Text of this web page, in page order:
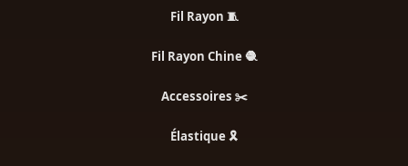
🧵 Fil Rayon
🧶 Fil Rayon Chine
✂️ Accessoires
🎗️ Élastique